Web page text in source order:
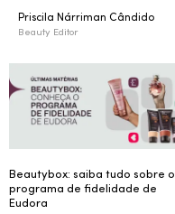
Priscila Nárriman Cândido
Beauty Editor
Beautybox: saiba tudo sobre o
programa de fidelidade de
Eudora